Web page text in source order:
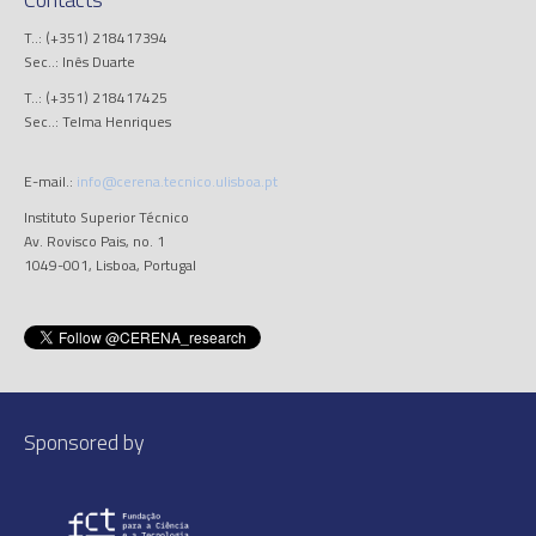
T..: (+351) 218417394
Sec..: Inês Duarte
T..: (+351) 218417425
Sec..: Telma Henriques
E-mail.: info@cerena.tecnico.ulisboa.pt
Instituto Superior Técnico
Av. Rovisco Pais, no. 1
1049-001, Lisboa, Portugal
Sponsored by